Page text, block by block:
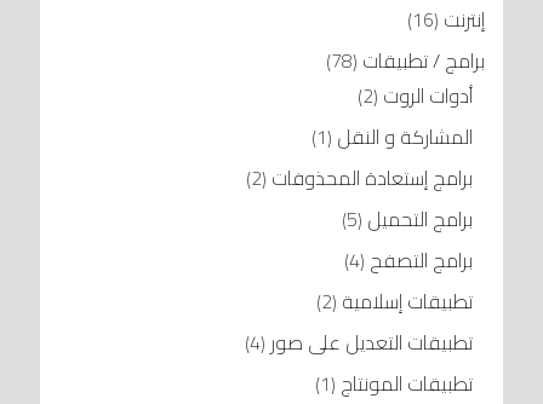
إنترنت (16)
برامج / تطبيقات (78)
أدوات الروت (2)
المشاركة و النقل (1)
برامج إستعادة المحذوفات (2)
برامج التحميل (5)
برامج التصفح (4)
تطبيقات إسلامية (2)
تطبيقات التعديل على صور (4)
تطبيقات المونتاج (1)